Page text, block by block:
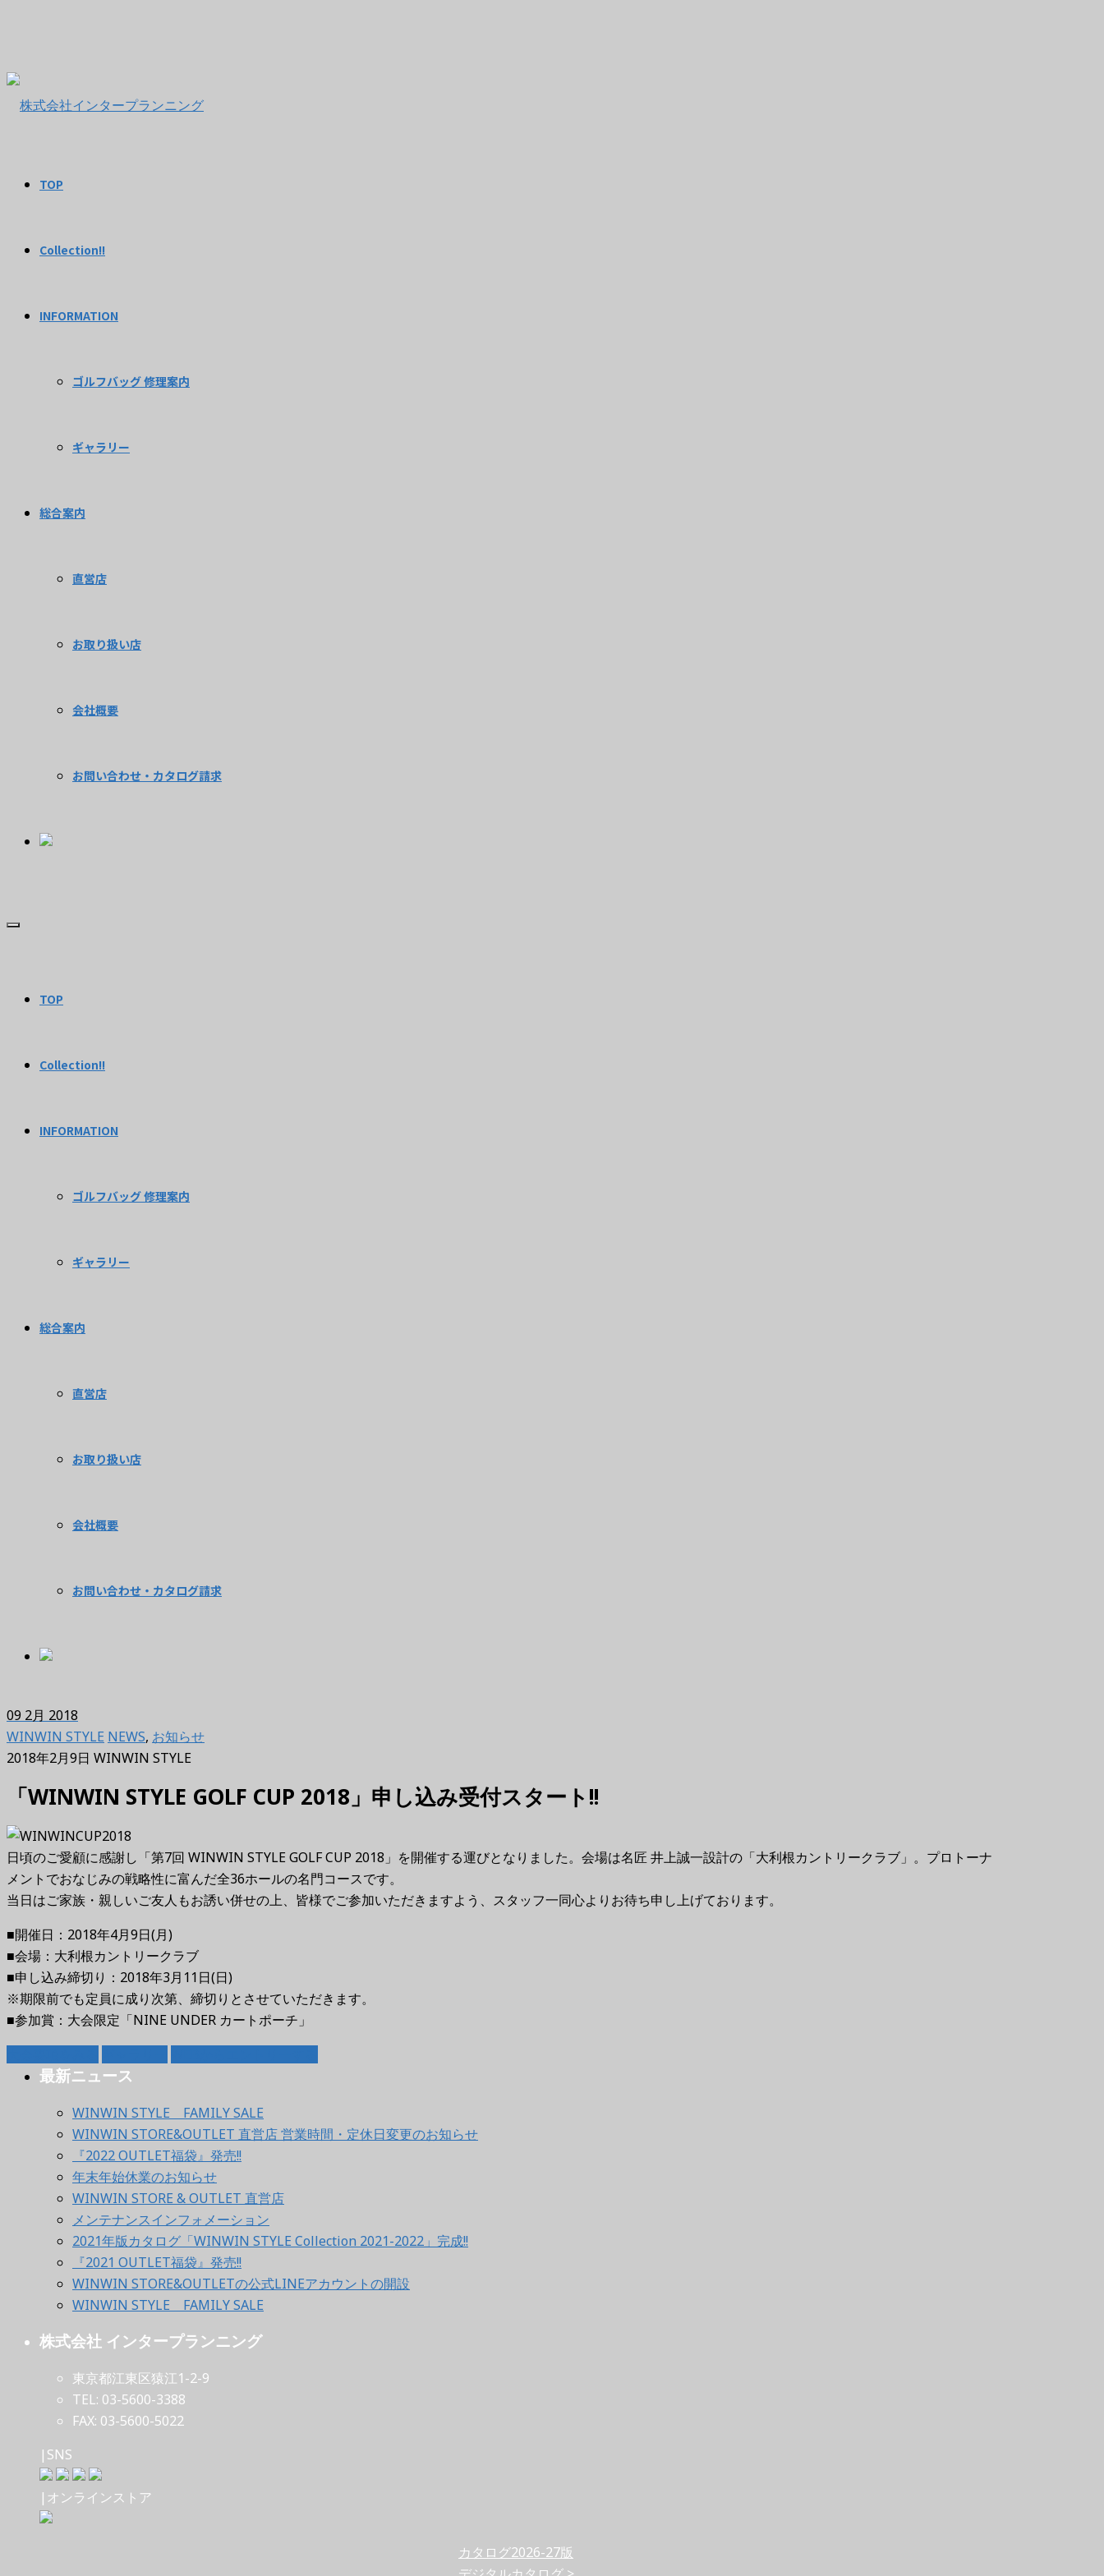
TOP
Collection!!
INFORMATION
ゴルフバッグ 修理案内
ギャラリー
総合案内
直営店
お取り扱い店
会社概要
お問い合わせ・カタログ請求
TOP
Collection!!
INFORMATION
ゴルフバッグ 修理案内
ギャラリー
総合案内
直営店
お取り扱い店
会社概要
お問い合わせ・カタログ請求
09 2月 2018
WINWIN STYLE NEWS, お知らせ
2018年2月9日 WINWIN STYLE
「WINWIN STYLE GOLF CUP 2018」申し込み受付スタート!!
日頃のご愛顧に感謝し「第7回 WINWIN STYLE GOLF CUP 2018」を開催する運びとなりました。会場は名匠 井上誠一設計の「大利根カントリークラブ」。プロトーナ
メントでおなじみの戦略性に富んだ全36ホールの名門コースです。
当日はご家族・親しいご友人もお誘い併せの上、皆様でご参加いただきますよう、スタッフ一同心よりお待ち申し上げております。
■開催日：2018年4月9日(月)
■会場：大利根カントリークラブ
■申し込み締切り：2018年3月11日(日)
※期限前でも定員に成り次第、締切りとさせていただきます。
■参加賞：大会限定「NINE UNDER カートポーチ」
最新ニュース
WINWIN STYLE FAMILY SALE
WINWIN STORE&OUTLET 直営店 営業時間・定休日変更のお知らせ
『2022 OUTLET福袋』発売!!
年末年始休業のお知らせ
WINWIN STORE & OUTLET 直営店
メンテナンスインフォメーション
2021年版カタログ「WINWIN STYLE Collection 2021-2022」完成!!
『2021 OUTLET福袋』発売!!
WINWIN STORE&OUTLETの公式LINEアカウントの開設
WINWIN STYLE FAMILY SALE
株式会社 インタープランニング
東京都江東区猿江1-2-9
TEL: 03-5600-3388
FAX: 03-5600-5022
|SNS
|オンラインストア
カタログ2026-27版